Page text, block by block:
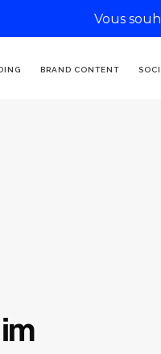
BRAND CONTENT
Vous